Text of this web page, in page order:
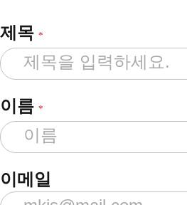
제목 *
이름 *
이메일